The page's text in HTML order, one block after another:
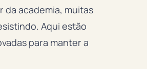
da academia, muitas
Aqui estão
para manter a